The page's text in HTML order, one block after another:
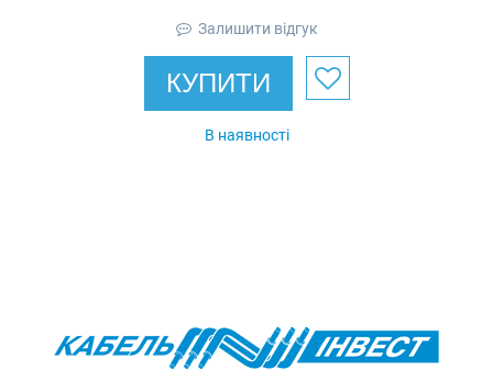
Залишити відгук
КУПИТИ
В наявності